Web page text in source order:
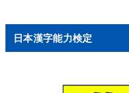
日本漢字能力検定